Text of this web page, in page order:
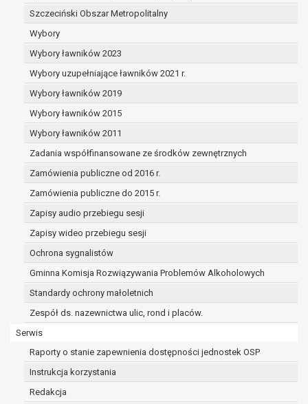
Szczeciński Obszar Metropolitalny
Wybory
Wybory ławników 2023
Wybory uzupełniające ławników 2021 r.
Wybory ławników 2019
Wybory ławników 2015
Wybory ławników 2011
Zadania współfinansowane ze środków zewnętrznych
Zamówienia publiczne od 2016 r.
Zamówienia publiczne do 2015 r.
Zapisy audio przebiegu sesji
Zapisy wideo przebiegu sesji
Ochrona sygnalistów
Gminna Komisja Rozwiązywania Problemów Alkoholowych
Standardy ochrony małoletnich
Zespół ds. nazewnictwa ulic, rond i placów.
Serwis
Raporty o stanie zapewnienia dostępności jednostek OSP
Instrukcja korzystania
Redakcja
osobowych, która jest podstawą
przetwarzania danych i nie ma innej
danych,
dane osobowe przetwarzane są
niezgodnie z prawem,
dane osobowe muszą być usunięte w
celu wywiązania się z obowiązku
prawo do żądania ograniczenia
przetwarzania danych osobowych na
podstawie art. 18 RODO, w przypadku gdy:
osoba, której dane dotyczą
kwestionuje prawidłowość danych
osobowych – na okres pozwalający
administratorowi sprawdzić
przetwarzanie danych jest niezgodne
z prawem, a osoba, której dane
dotyczą, sprzeciwia się usunięciu
danych, żądając w zamian ich
ograniczenia,
danych dla swoich celów, ale osoba,
której dane dotyczą, potrzebuje ich do
ustalenia, obrony lub dochodzenia
roszczeń,